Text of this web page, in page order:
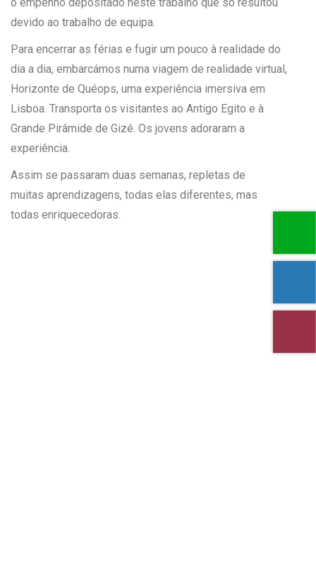
devido ao trabalho de equipa.
Para encerrar as férias e fugir um pouco à realidade do
dia a dia, embarcámos numa viagem de realidade virtual,
Horizonte de Quéops, uma experiência imersiva em
Lisboa. Transporta os visitantes ao Antigo Egito e à
Grande Pirâmide de Gizé. Os jovens adoraram a
experiência.
Assim se passaram duas semanas, repletas de
muitas aprendizagens, todas elas diferentes, mas
todas enriquecedoras.